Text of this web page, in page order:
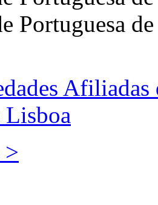
Portuguesa
Afiliadas
Lisboa
>